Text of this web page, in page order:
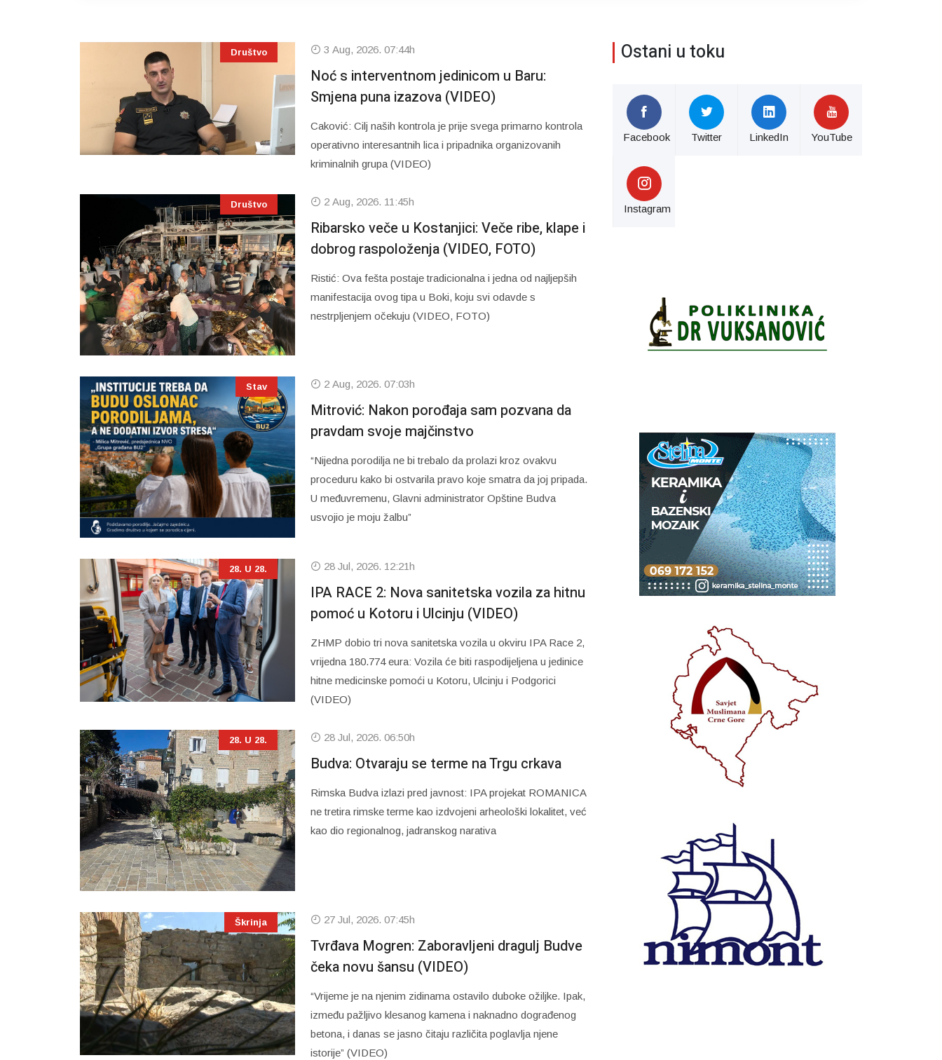
Društvo 3 Aug, 2026. 07:44h
Noć s interventnom jedinicom u Baru:
Smjena puna izazova (VIDEO)
Caković: Cilj naših kontrola je prije svega primarno kontrola
operativno interesantnih lica i pripadnika organizovanih
kriminalnih grupa (VIDEO)
Društvo 2 Aug, 2026. 11:45h
Ribarsko veče u Kostanjici: Veče ribe, klape i
dobrog raspoloženja (VIDEO, FOTO)
Ristić: Ova fešta postaje tradicionalna i jedna od najljepših
manifestacija ovog tipa u Boki, koju svi odavde s
nestrpljenjem očekuju (VIDEO, FOTO)
Stav 2 Aug, 2026. 07:03h
Mitrović: Nakon porođaja sam pozvana da
pravdam svoje majčinstvo
“Nijedna porodilja ne bi trebalo da prolazi kroz ovakvu
proceduru kako bi ostvarila pravo koje smatra da joj pripada.
U međuvremenu, Glavni administrator Opštine Budva
usvojio je moju žalbu”
28. U 28. 28 Jul, 2026. 12:21h
IPA RACE 2: Nova sanitetska vozila za hitnu
pomoć u Kotoru i Ulcinju (VIDEO)
ZHMP dobio tri nova sanitetska vozila u okviru IPA Race 2,
vrijedna 180.774 eura: Vozila će biti raspodijeljena u jedinice
hitne medicinske pomoći u Kotoru, Ulcinju i Podgorici
(VIDEO)
28. U 28. 28 Jul, 2026. 06:50h
Budva: Otvaraju se terme na Trgu crkava
Rimska Budva izlazi pred javnost: IPA projekat ROMANICA
ne tretira rimske terme kao izdvojeni arheološki lokalitet, već
kao dio regionalnog, jadranskog narativa
Škrinja 27 Jul, 2026. 07:45h
Tvrđava Mogren: Zaboravljeni dragulj Budve
čeka novu šansu (VIDEO)
“Vrijeme je na njenim zidinama ostavilo duboke ožiljke. Ipak,
između pažljivo klesanog kamena i naknadno dograđenog
betona, i danas se jasno čitaju različita poglavlja njene
istorije” (VIDEO)
Ostani u toku
Facebook Twitter LinkedIn YouTube
Instagram